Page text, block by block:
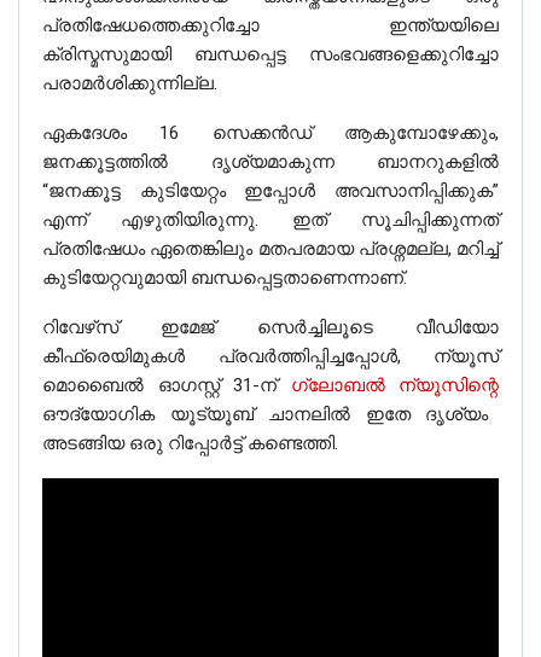
പ്രതിഷേധത്തെക്കുറിച്ചോ ഇന്ത്യയിലെ
ക്രിസ്മസുമായി ബന്ധപ്പെട്ട സംഭവങ്ങളെക്കുറിച്ചോ
പരാമർശിക്കുന്നില്ല.
ഏകദേശം 16 സെക്കൻഡ് ആകുമ്പോഴേക്കും,
ജനക്കൂട്ടത്തിൽ ദൃശ്യമാകുന്ന ബാനറുകളിൽ
“ജനക്കൂട്ട കുടിയേറ്റം ഇപ്പോൾ അവസാനിപ്പിക്കുക”
എന്ന് എഴുതിയിരുന്നു. ഇത് സൂചിപ്പിക്കുന്നത്
പ്രതിഷേധം ഏതെങ്കിലും മതപരമായ പ്രശ്നമല്ല, മറിച്ച്
കുടിയേറ്റവുമായി ബന്ധപ്പെട്ടതാണെന്നാണ്.
റിവേഴ്‌സ് ഇമേജ് സെർച്ചിലൂടെ വീഡിയോ
കീഫ്രെയിമുകൾ പ്രവർത്തിപ്പിച്ചപ്പോൾ, ന്യൂസ്
മൊബൈൽ ഓഗസ്റ്റ് 31-ന് ഗ്ലോബൽ ന്യൂസിന്റെ
ഔദ്യോഗിക യൂട്യൂബ് ചാനലിൽ ഇതേ ദൃശ്യം
അടങ്ങിയ ഒരു റിപ്പോർട്ട് കണ്ടെത്തി.